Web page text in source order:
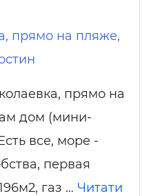
прямо на пляже,
прямо на
дом (мини-
все, море -
первая
газ … Читати